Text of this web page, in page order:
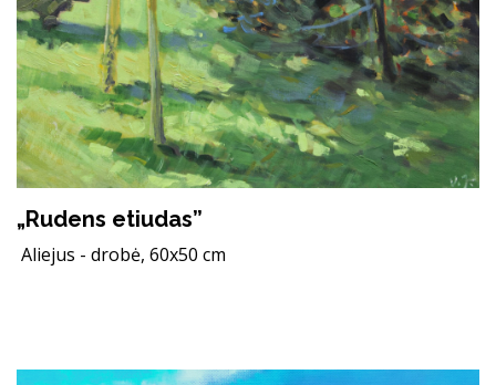
„Rudens etiudas”
Aliejus - drobė, 60x50 cm